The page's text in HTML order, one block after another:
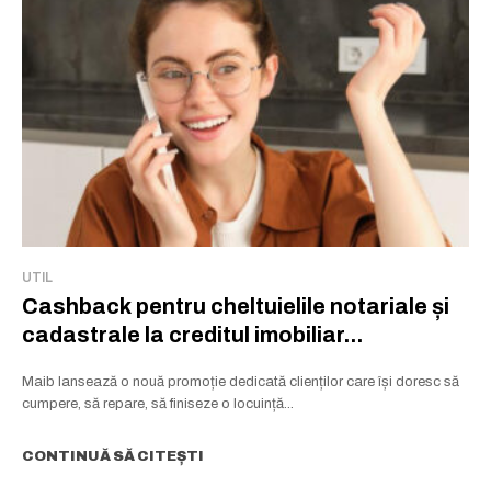
Rămâi conectat la lumea afacerilor și
a ideilor care inspiră.
Abonează-te la newsletterul The List și citește știrile altfel.
Abonează-te
Am citit și acceptPolitica de confidențialitate
UTIL
Cashback pentru cheltuielile notariale și
cadastrale la creditul imobiliar...
Maib lansează o nouă promoție dedicată clienților care își doresc să
cumpere, să repare, să finiseze o locuință...
CONTINUĂ SĂ CITEȘTI